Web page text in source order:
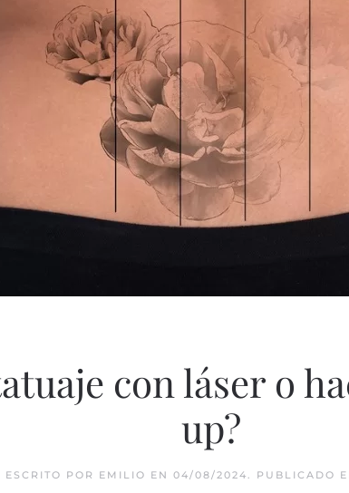
con láser o
up?
ESCRITO POR EMILIO EN 04/08/2024. PUBLICADO